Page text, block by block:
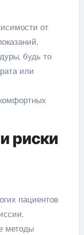
от
будь то
или
риски
пациентов
методы